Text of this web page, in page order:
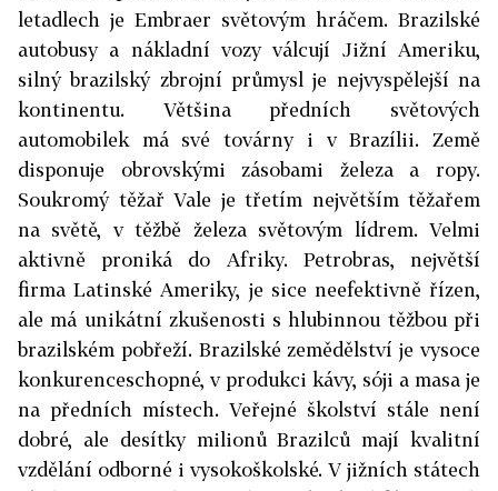
letadlech je Embraer světovým hráčem. Brazilské
autobusy a nákladní vozy válcují Jižní Ameriku,
silný brazilský zbrojní průmysl je nejvyspělejší na
kontinentu. Většina předních světových
automobilek má své továrny i v Brazílii. Země
disponuje obrovskými zásobami železa a ropy.
Soukromý těžař Vale je třetím největším těžařem
na světě, v těžbě železa světovým lídrem. Velmi
aktivně proniká do Afriky. Petrobras, největší
firma Latinské Ameriky, je sice neefektivně řízen,
ale má unikátní zkušenosti s hlubinnou těžbou při
brazilském pobřeží. Brazilské zemědělství je vysoce
konkurenceschopné, v produkci kávy, sóji a masa je
na předních místech. Veřejné školství stále není
dobré, ale desítky milionů Brazilců mají kvalitní
vzdělání odborné i vysokoškolské. V jižních státech